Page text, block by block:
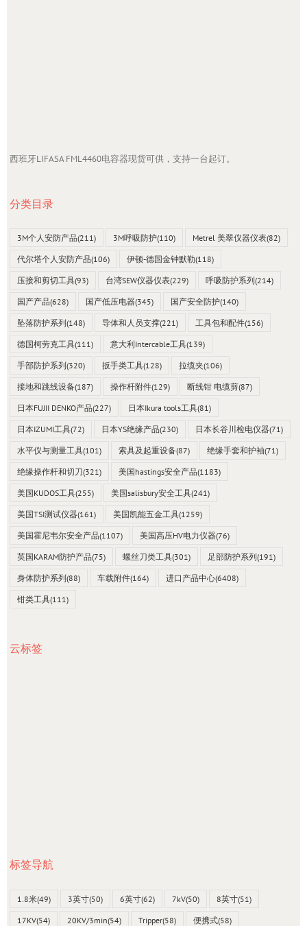
西班牙LIFASA FML4460电容器现货可供，支持一台起订。
分类目录
3M个人安防产品(211) 3M呼吸防护(110) Metrel 美翠仪器仪表(82)
代尔塔个人安防产品(106) 伊顿-德国金钟默勒(118)
压接和剪切工具(93) 台湾SEW仪器仪表(229) 呼吸防护系列(214)
国产产品(628) 国产低压电器(345) 国产安全防护(140)
坠落防护系列(148) 导体和人员支撑(221) 工具包和配件(156)
德国柯劳克工具(111) 意大利Intercable工具(139)
手部防护系列(320) 扳手类工具(128) 拉缆夹(106)
接地和跳线设备(187) 操作杆附件(129) 断线钳 电缆剪(87)
日本FUJII DENKO产品(227) 日本Ikura tools工具(81)
日本IZUMI工具(72) 日本YS绝缘产品(230) 日本长谷川检电仪器(71)
水平仪与测量工具(101) 索具及起重设备(87) 绝缘手套和护袖(71)
绝缘操作杆和切刀(321) 美国hastings安全产品(1183)
美国KUDOS工具(255) 美国salisbury安全工具(241)
美国TSI测试仪器(161) 美国凯能五金工具(1259)
美国霍尼韦尔安全产品(1107) 美国高压HV电力仪器(76)
英国KARAM防护产品(75) 螺丝刀类工具(301) 足部防护系列(191)
身体防护系列(88) 车载附件(164) 进口产品中心(6408)
钳类工具(111)
云标签
标签导航
1.8米(49) 3英寸(50) 6英寸(62) 7kV(50) 8英寸(51)
17KV(54) 20KV/3min(54) Tripper(58) 便携式(58)